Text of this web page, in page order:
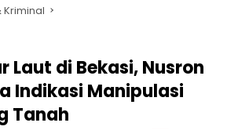
Kriminal
Laut di Bekasi, Nusron
Indikasi Manipulasi
Tanah